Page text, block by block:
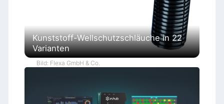
Kunststoff-Wellschutzschläuche in 22
Varianten
Bild: Flexa GmbH & Co.